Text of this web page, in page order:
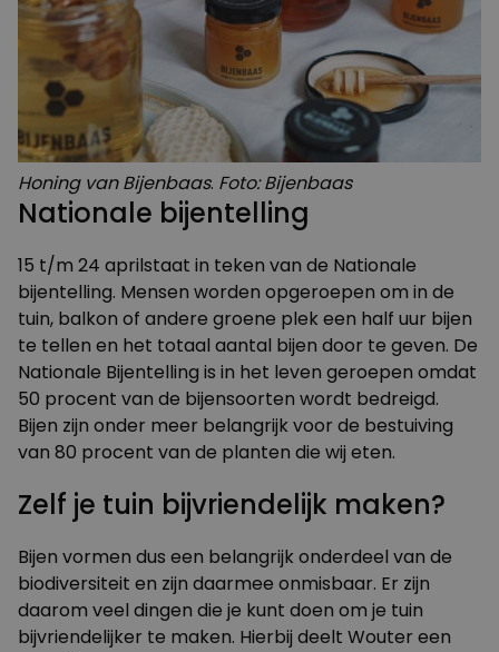
Honing van Bijenbaas. Foto: Bijenbaas
Nationale bijentelling
15 t/m 24 aprilstaat in teken van de Nationale
bijentelling. Mensen worden opgeroepen om in de
tuin, balkon of andere groene plek een half uur bijen
te tellen en het totaal aantal bijen door te geven. De
Nationale Bijentelling is in het leven geroepen omdat
50 procent van de bijensoorten wordt bedreigd.
Bijen zijn onder meer belangrijk voor de bestuiving
van 80 procent van de planten die wij eten.
Zelf je tuin bijvriendelijk maken?
Bijen vormen dus een belangrijk onderdeel van de
biodiversiteit en zijn daarmee onmisbaar. Er zijn
daarom veel dingen die je kunt doen om je tuin
bijvriendelijker te maken. Hierbij deelt Wouter een